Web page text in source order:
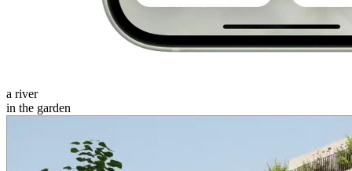
a river
in the garden